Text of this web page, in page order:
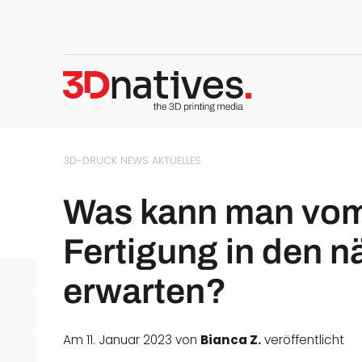
3D-DRUCK NEWS AKTUELLES
Was kann man
Fertigung in den
erwarten?
Am 11. Januar 2023 von Bianca Z.veröffentlicht